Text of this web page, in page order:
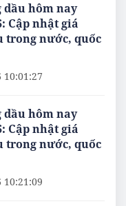
dầu hôm nay
Cập nhật giá
trong nước, quốc
10:01:27
dầu hôm nay
Cập nhật giá
trong nước, quốc
10:21:09